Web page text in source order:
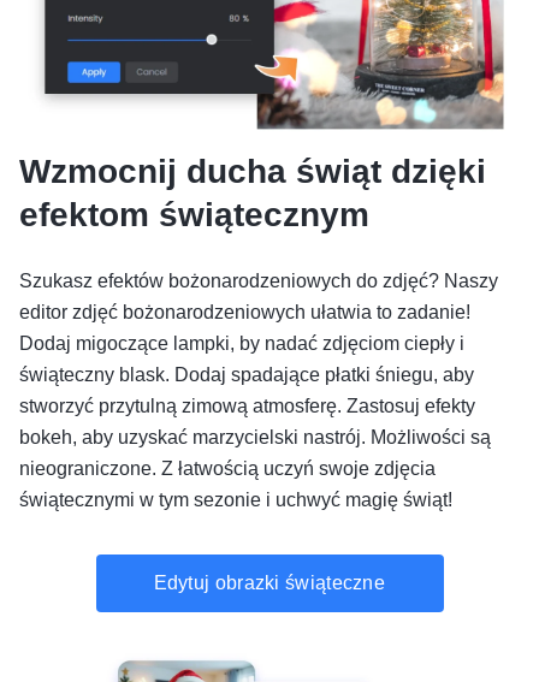
Wzmocnij ducha świąt dzięki
efektom świątecznym
Szukasz efektów bożonarodzeniowych do zdjęć? Naszy
editor zdjęć bożonarodzeniowych ułatwia to zadanie!
Dodaj migoczące lampki, by nadać zdjęciom ciepły i
świąteczny blask. Dodaj spadające płatki śniegu, aby
stworzyć przytulną zimową atmosferę. Zastosuj efekty
bokeh, aby uzyskać marzycielski nastrój. Możliwości są
nieograniczone. Z łatwością uczyń swoje zdjęcia
świątecznymi w tym sezonie i uchwyć magię świąt!
Edytuj obrazki świąteczne